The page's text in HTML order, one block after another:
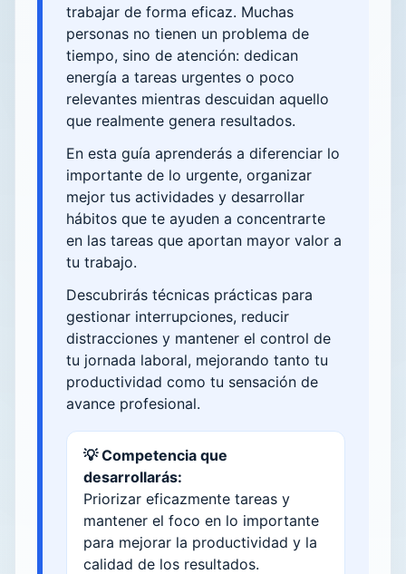
trabajar de forma eficaz. Muchas
personas no tienen un problema de
tiempo, sino de atención: dedican
energía a tareas urgentes o poco
relevantes mientras descuidan aquello
que realmente genera resultados.
En esta guía aprenderás a diferenciar lo
importante de lo urgente, organizar
mejor tus actividades y desarrollar
hábitos que te ayuden a concentrarte
en las tareas que aportan mayor valor a
tu trabajo.
Descubrirás técnicas prácticas para
gestionar interrupciones, reducir
distracciones y mantener el control de
tu jornada laboral, mejorando tanto tu
productividad como tu sensación de
avance profesional.
💡 Competencia que
desarrollarás:
Priorizar eficazmente tareas y
mantener el foco en lo importante
para mejorar la productividad y la
calidad de los resultados.